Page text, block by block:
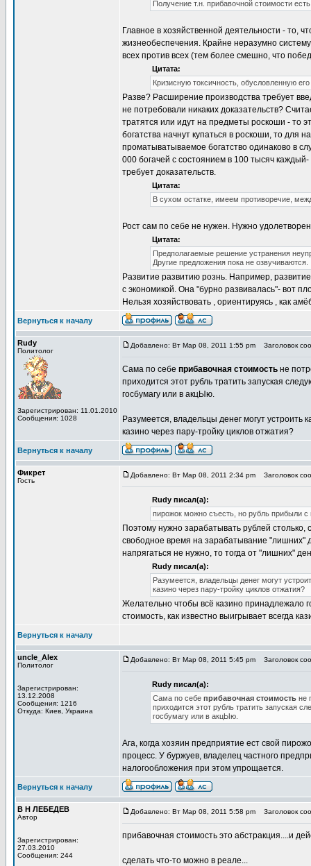
Получение т.н. прибавочной стоимости
Главное в хозяйственной деятельности - то,
жизнеобеспечения. Крайне неразумно
всех против всех (тем более смешно, что
Цитата:
Кризисную токсичность, обусловленную
Разве? Расширение производства требует
не потребовали никаких доказательств?
тратятся или идут на предметы роскоши - то
богатства начнут купаться в роскоши, то
проматыватываемое богатство одинаково в
000 богачей с состоянием в 100 тысяч
требует доказательств.
Цитата:
В сухом остатке, имеем противоречие,
Рост сам по себе не нужен. Нужно
Цитата:
Предполагаемые решение устранения
Другие предложения пока не озвучиваются.
Развитие развитию рознь. Например,
с экономикой. Она "бурно развивалась"- вот
Нельзя хозяйствовать , ориентируясь , как
Вернуться к началу
Rudy
Политолог
Зарегистрирован: 11.01.2010
Сообщения: 1028
Добавлено: Вт Мар 08, 2011 1:55 pm Заголовок
Сама по себе прибавочная стоимость не
приходится этот рубль тратить запуская
госбумагу или в акцЫю.
Разумеется, владельцы денег могут устроить
казино через пару-тройку циклов отжатия?
Вернуться к началу
Фикрет
Гость
Добавлено: Вт Мар 08, 2011 2:34 pm Заголовок
Rudy писал(а):
пирожок можно съесть, но рубль прибыли с
Поэтому нужно зарабатывать рублей
свободное время на зарабатывание "лишних"
напрягаться не нужно, то тогда от "лишних"
Rudy писал(а):
Разумеется, владельцы денег могут
казино через пару-тройку циклов отжатия?
Желательно чтобы всё казино принадлежало
стоимость, как известно выигрывает всегда
Вернуться к началу
uncle_Alex
Политолог
Зарегистрирован:
13.12.2008
Сообщения: 1216
Откуда: Киев, Украина
Добавлено: Вт Мар 08, 2011 5:45 pm Заголовок
Rudy писал(а):
Сама по себе прибавочная стоимость не
приходится этот рубль тратить запуская
госбумагу или в акцЫю.
Ага, когда хозяин предприятие ест свой
процесс. У буржуев, владелец частного
налогообложения при этом упрощается.
Вернуться к началу
В Н ЛЕБЕДЕВ
Автор
Зарегистрирован:
27.03.2010
Сообщения: 244
Добавлено: Вт Мар 08, 2011 5:58 pm Заголовок
прибавочная стоимость это абстракция....и
сделать что-то можно в реале...